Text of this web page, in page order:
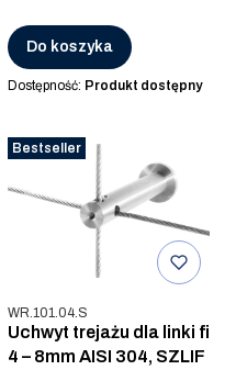
Do koszyka
Dostępność: Produkt dostępny
Bestseller
Kod produktu
WR.101.04.S
Uchwyt trejażu dla linki fi
4 – 8mm AISI 304, SZLIF